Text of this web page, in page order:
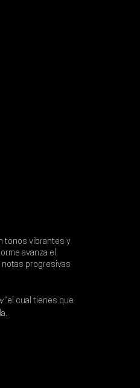
tonos vibrantes y
avanza el
notas progresivas
el cual tienes que